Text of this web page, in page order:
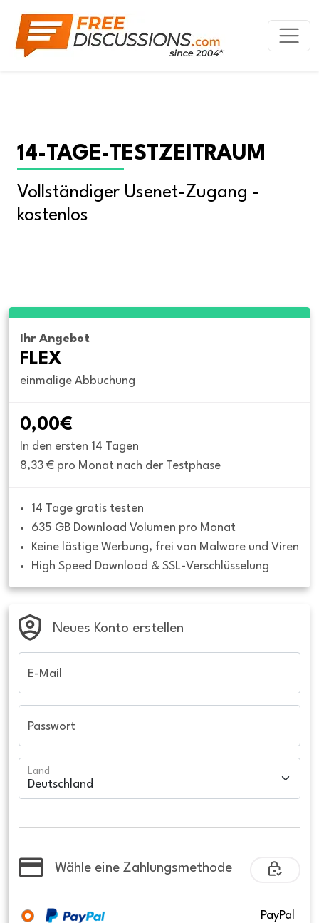
14-TAGE-TESTZEITRAUM
Vollständiger Usenet-Zugang -
kostenlos
Ihr Angebot
FLEX
einmalige Abbuchung
0,00€
In den ersten 14 Tagen
8,33 € pro Monat nach der Testphase
14 Tage gratis testen
635 GB Download Volumen pro Monat
Keine lästige Werbung, frei von Malware und Viren
High Speed Download & SSL-Verschlüsselung
Neues Konto erstellen
E-Mail
Passwort
Land
Wähle eine Zahlungsmethode
PayPal